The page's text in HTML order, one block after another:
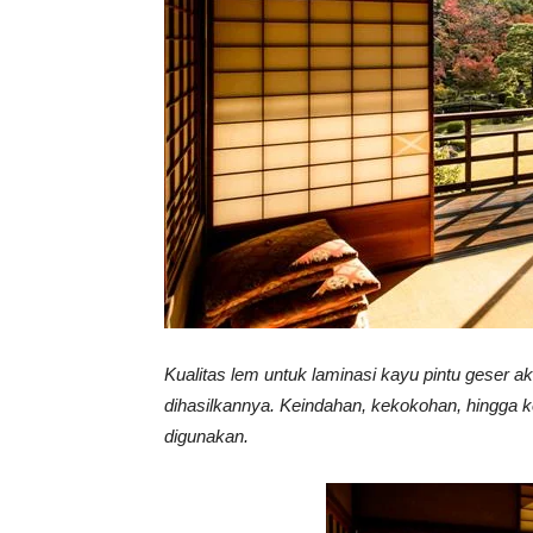
Vinyl
Cepat
Kering,
Kuat
Kualitas lem untuk laminasi kayu pintu geser
dihasilkannya. Keindahan, kekokohan, hingga
digunakan.